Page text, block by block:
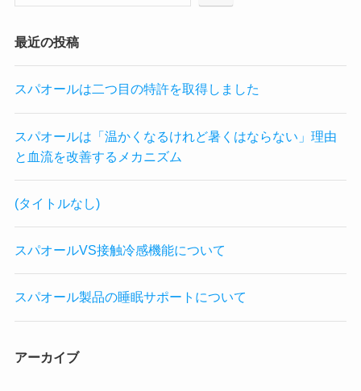
最近の投稿
スパオールは二つ目の特許を取得しました
スパオールは「温かくなるけれど暑くはならない」理由
と血流を改善するメカニズム
(タイトルなし)
スパオールVS接触冷感機能について
スパオール製品の睡眠サポートについて
アーカイブ